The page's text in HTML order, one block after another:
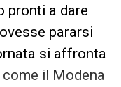
pronti a dare
pararsi
si affronta
il Modena